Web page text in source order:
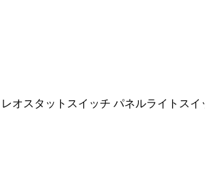
レオスタットスイッチ パネルライトスイ